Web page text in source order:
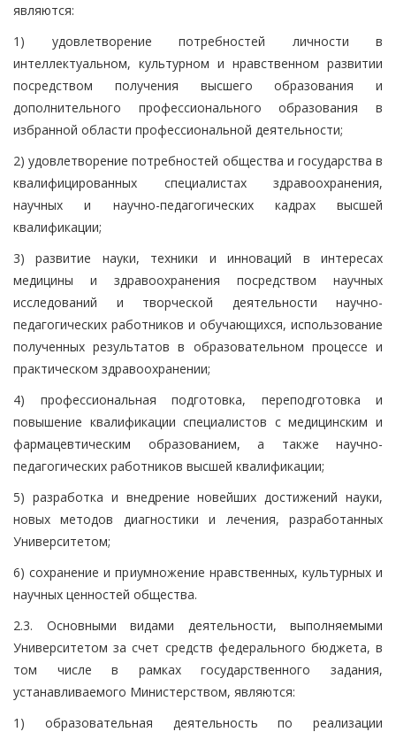
являются:
1) удовлетворение потребностей личности в
интеллектуальном, культурном и нравственном развитии
посредством получения высшего образования и
дополнительного профессионального образования в
избранной области профессиональной деятельности;
2) удовлетворение потребностей общества и государства в
квалифицированных специалистах здравоохранения,
научных и научно-педагогических кадрах высшей
квалификации;
3) развитие науки, техники и инноваций в интересах
медицины и здравоохранения посредством научных
исследований и творческой деятельности научно-
педагогических работников и обучающихся, использование
полученных результатов в образовательном процессе и
практическом здравоохранении;
4) профессиональная подготовка, переподготовка и
повышение квалификации специалистов с медицинским и
фармацевтическим образованием, а также научно-
педагогических работников высшей квалификации;
5) разработка и внедрение новейших достижений науки,
новых методов диагностики и лечения, разработанных
Университетом;
6) сохранение и приумножение нравственных, культурных и
научных ценностей общества.
2.3. Основными видами деятельности, выполняемыми
Университетом за счет средств федерального бюджета, в
том числе в рамках государственного задания,
устанавливаемого Министерством, являются:
1) образовательная деятельность по реализации